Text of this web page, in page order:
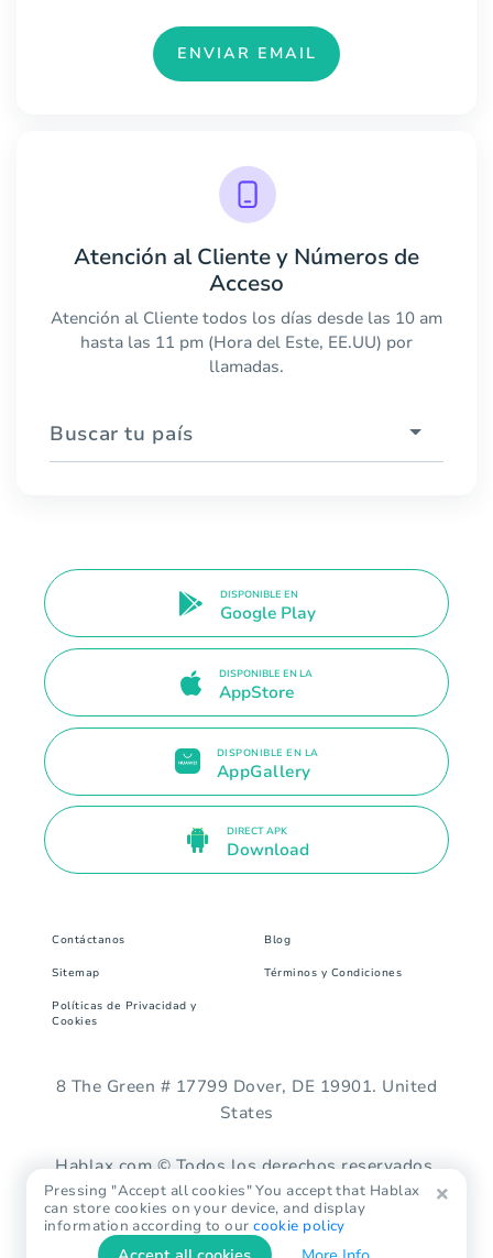
ENVIAR EMAIL
Atención al Cliente y Números de
Acceso
Atención al Cliente todos los días desde las 10 am
hasta las 11 pm (Hora del Este, EE.UU) por
llamadas.
Buscar tu país
DISPONIBLE EN
Google Play
DISPONIBLE EN LA
AppStore
DISPONIBLE EN LA
AppGallery
DIRECT APK
Download
Contáctanos Blog
Sitemap Términos y Condiciones
Políticas de Privacidad y
Cookies
8 The Green # 17799 Dover, DE 19901. United
States
Hablax.com © Todos los derechos reservados.
Pressing "Accept all cookies" You accept that Hablax
can store cookies on your device, and display
information according to ourcookie policy